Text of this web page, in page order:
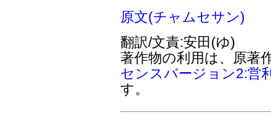
原文(チャムセサン)
翻訳/文責:安田(ゆ)
著作物の利用は、原著
センスバージョン2:営
す。